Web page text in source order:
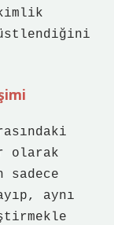
olarak
sadece
aynı